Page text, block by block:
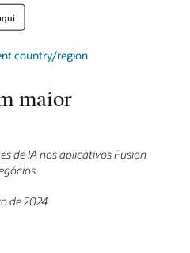
country/region
Oracle
dezenas de
que as
maior
de IA nos aplicativos Fusion
de 2024